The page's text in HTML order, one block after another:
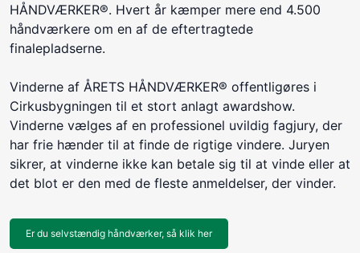
HÅNDVÆRKER®. Hvert år kæmper mere end 4.500
håndværkere om en af de eftertragtede
finalepladserne.
Vinderne af ÅRETS HÅNDVÆRKER® offentligøres i
Cirkusbygningen til et stort anlagt awardshow.
Vinderne vælges af en professionel uvildig fagjury, der
har frie hænder til at finde de rigtige vindere. Juryen
sikrer, at vinderne ikke kan betale sig til at vinde eller at
det blot er den med de fleste anmeldelser, der vinder.
Er du selvstændig håndværker, så klik her